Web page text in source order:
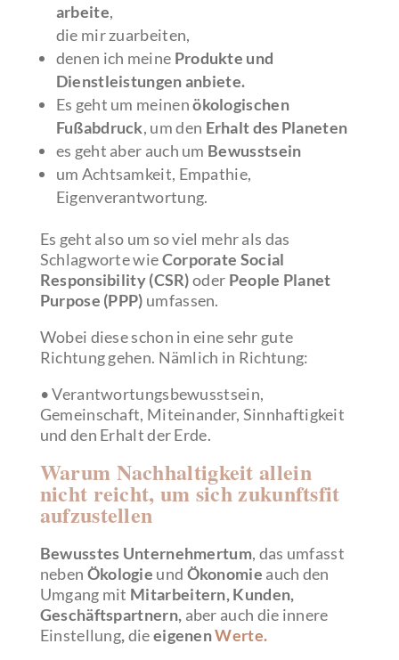
arbeite,
die mir zuarbeiten,
denen ich meine Produkte und
Dienstleistungen anbiete.
Es geht um meinenökologischen
Fußabdruck, um den Erhalt des Planeten
es geht aber auch um Bewusstsein
um Achtsamkeit, Empathie,
Eigenverantwortung.
Es geht also um so viel mehr als das
Schlagworte wieCorporate Social
Responsibility (CSR)oder People Planet
Purpose (PPP) umfassen.
Wobei diese schon in eine sehr gute
Richtung gehen. Nämlich in Richtung:
• Verantwortungsbewusstsein,
Gemeinschaft, Miteinander, Sinnhaftigkeit
und den Erhalt der Erde.
Warum Nachhaltigkeit allein
nicht reicht, um sich zukunftsfit
aufzustellen
Bewusstes Unternehmertum, das umfasst
neben Ökologie und Ökonomie auch den
Umgang mit Mitarbeitern,Kunden,
Geschäftspartnern, aber auch die innere
Einstellung,dieeigenenWerte.